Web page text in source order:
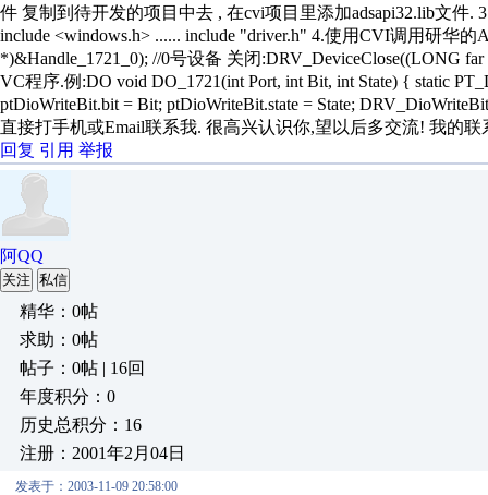
件 复制到待开发的项目中去 , 在cvi项目里添加adsapi32.lib文
include <windows.h> ...... include "driver.h" 4.使用CVI调用研华
*)&Handle_1721_0); //0号设备 关闭:DRV_DeviceClose((LONG
VC程序.例:DO void DO_1721(int Port, int Bit, int State) { static
ptDioWriteBit.bit = Bit; ptDioWriteBit.state = State;
直接打手机或Email联系我. 很高兴认识你,望以后多交流! 我的联
回复 引用 举报
阿QQ
关注 私信
精华：0帖
求助：0帖
帖子：0帖 | 16回
年度积分：0
历史总积分：16
注册：2001年2月04日
发表于：2003-11-09 20:58:00